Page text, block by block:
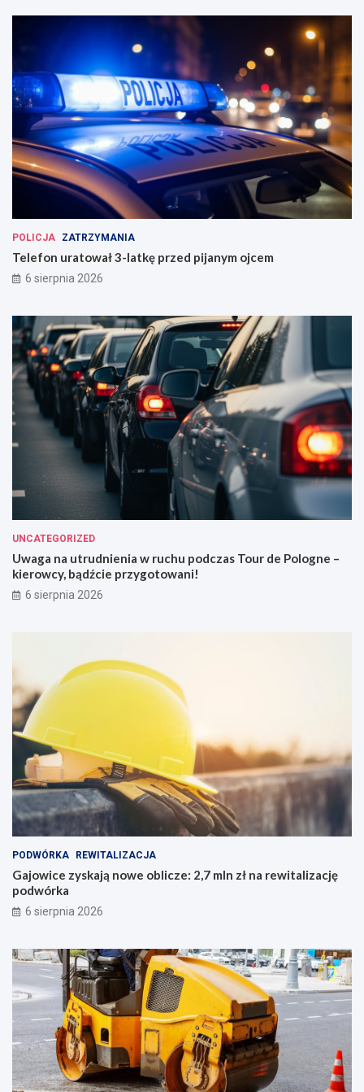
POLICJA ZATRZYMANIA
Telefon uratował 3-latkę przed pijanym ojcem
6 sierpnia 2026
UNCATEGORIZED
Uwaga na utrudnienia w ruchu podczas Tour de Pologne –
kierowcy, bądźcie przygotowani!
6 sierpnia 2026
PODWÓRKA REWITALIZACJA
Gajowice zyskają nowe oblicze: 2,7 mln zł na rewitalizację
podwórka
6 sierpnia 2026